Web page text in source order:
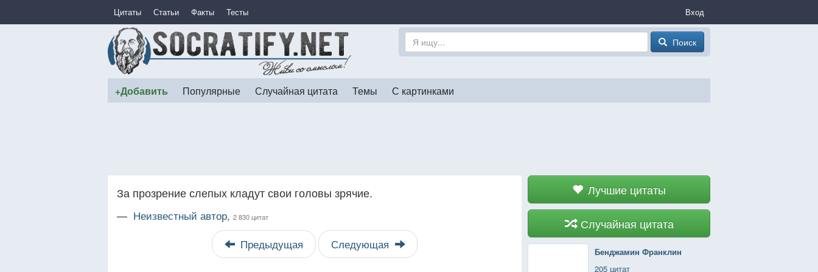
Цитаты Статьи Факты Тесты Вход
Поиск
+Добавить Популярные Случайная цитата Темы С картинками
Лучшие цитаты
Случайная цитата
Бенджамин Франклин
205 цитат
За прозрение слепых кладут свои головы зрячие.
— Неизвестный автор, 2 830 цитат
Предыдущая Следующая